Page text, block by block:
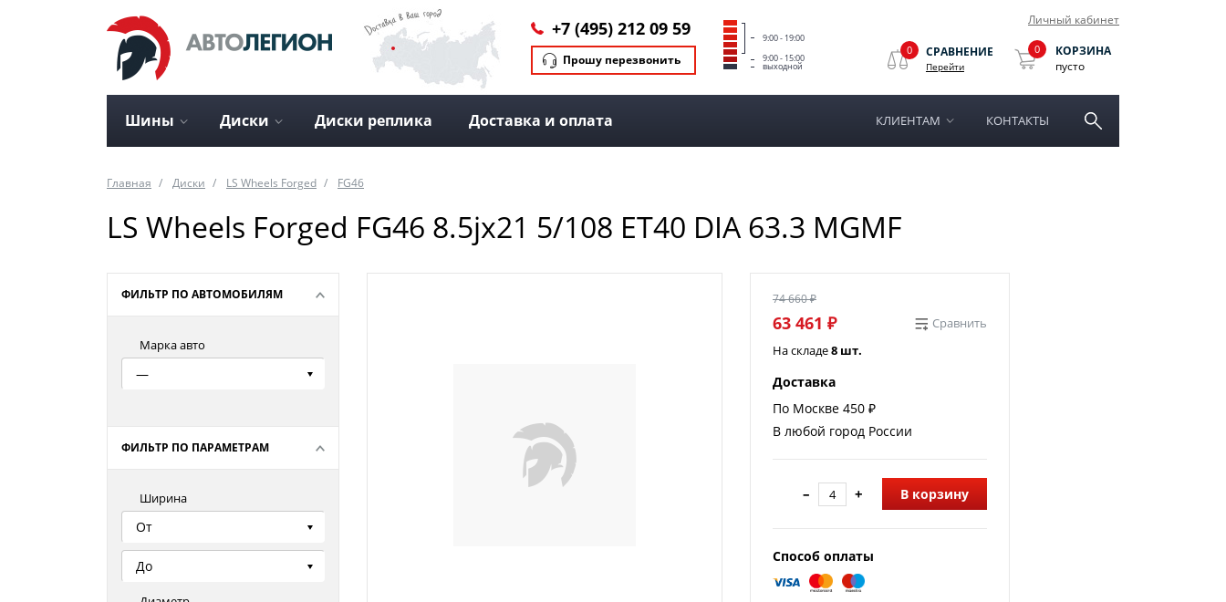
Личный кабинет
+7 (495) 212 09 59
Прошу перезвонить
9:00 - 19:00
9:00 - 15:00
выходной
0 СРАВНЕНИЕ
Перейти
0
КОРЗИНА
пусто
Шины Диски Диски реплика Доставка и оплата КЛИЕНТАМ КОНТАКТЫ
Главная Диски LS Wheels Forged FG46
LS Wheels Forged FG46 8.5jx21 5/108 ET40 DIA 63.3 MGMF
ФИЛЬТР ПО АВТОМОБИЛЯМ
Марка авто
—
ФИЛЬТР ПО ПАРАМЕТРАМ
Ширина
От
До
74 660 ₽
63 461 ₽
Сравнить
На складе8 шт.
Доставка
По Москве 450 ₽
В любой город России
– + В корзину
Способ оплаты